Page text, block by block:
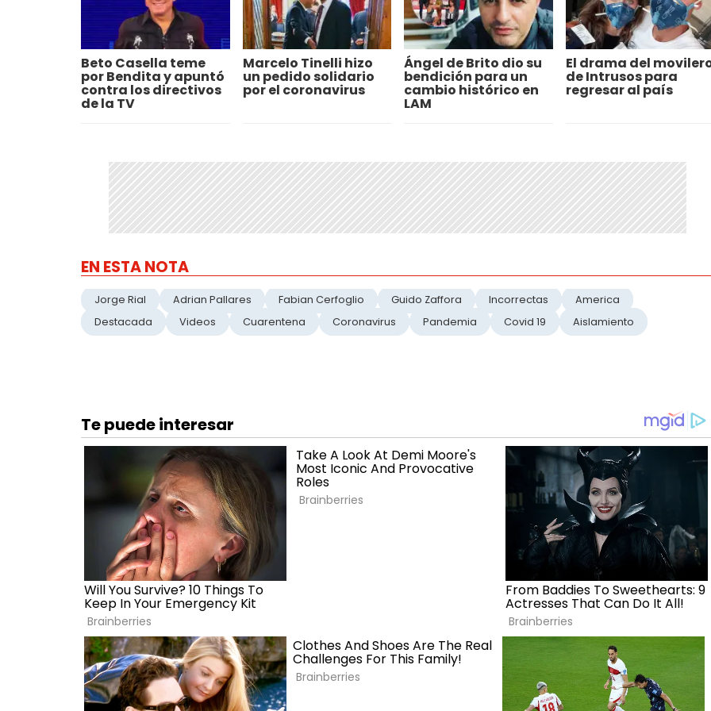
Beto Casella teme
por Bendita y apuntó
contra los directivos
de la TV
Marcelo Tinelli hizo
un pedido solidario
por el coronavirus
Ángel de Brito dio su
bendición para un
cambio histórico en
LAM
El drama del
de Intrusos para
regresar al país
EN ESTA NOTA
Jorge Rial Adrian Pallares Fabian Cerfoglio Guido Zaffora Incorrectas
America
Destacada
Videos Cuarentena Coronavirus Pandemia Covid 19 Aislamiento